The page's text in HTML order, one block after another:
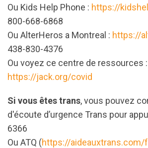
Ou Kids Help Phone : https://
800-668-6868
Ou AlterHeros a Montreal : https://
438-830-4376
Ou voyez ce centre de ressources :
https://jack.org/covid
Si vous êtes trans, vous pouvez
d'écoute d’urgence Trans pour
6366
Ou ATQ (https://aideauxtrans.com/